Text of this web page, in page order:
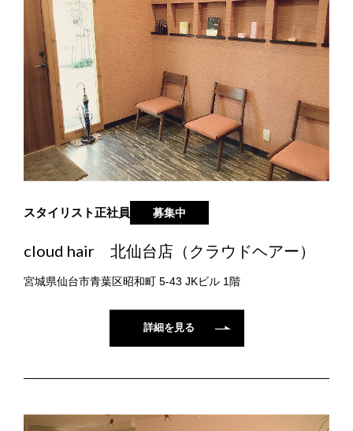
スタイリスト正社員 募集中
cloud hair 北仙台店（クラウドヘアー）
宮城県仙台市青葉区昭和町 5-43 JKビル 1階
詳細を見る